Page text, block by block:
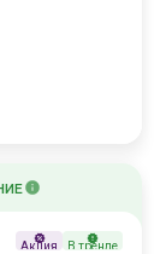
Акция В тренде